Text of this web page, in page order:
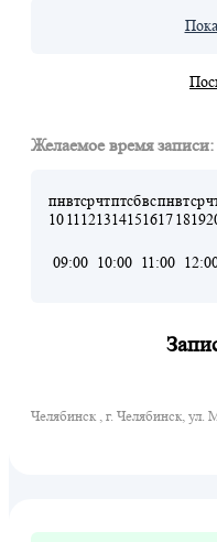
Желаемое время записи:
пн
10
вт
11
ср
12
чт
13
пт
14
сб
15
вс
16
пн
17
вт
18
ср
19
09:00 10:00 11:00
Челябинск , г. Челябинск, ул.